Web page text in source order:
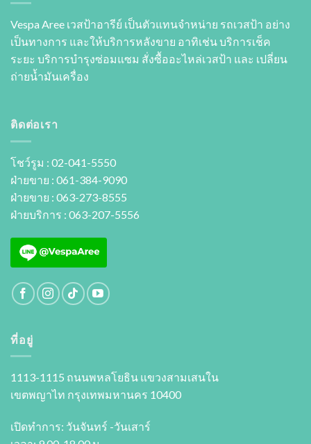
Vespa Aree เวสป้าอารีย์ เป็นตัวแทนจำหน่าย รถเวสป้า อย่าง
เป็นทางการ และให้บริการหลังขาย อาทิเช่น บริการเช็ค
ระยะ บริการบำรุงซ่อมแซม สั่งซื้ออะไหล่เวสป้า และ เปลี่ยน
ถ่ายนํ้ามันเครื่อง
ติดต่อเรา
โชว์รูม : 02-041-5550
ฝ่ายขาย : 061-384-9090
ฝ่ายขาย : 063-273-8555
ฝ่ายบริการ : 063-207-5556
ที่อยู่
1113-1115 ถนนพหลโยธิน แขวงสามเสนใน
เขตพญาไท กรุงเทพมหานคร 10400
เปิดทำการ: วันจันทร์ -วันเสาร์